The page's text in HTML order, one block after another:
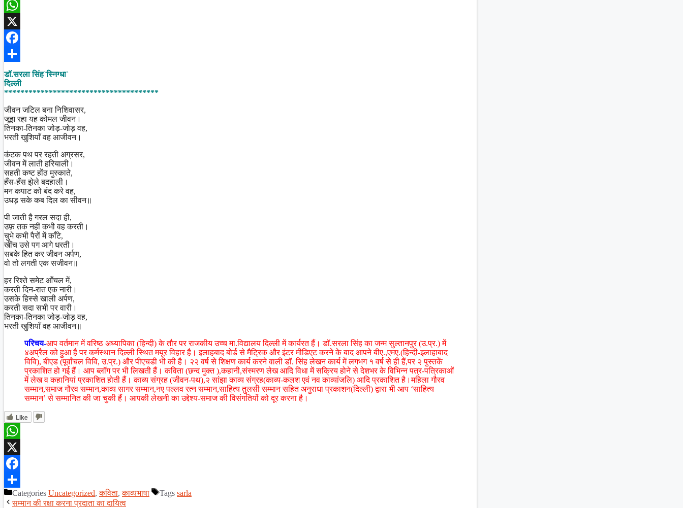
WhatsApp
X
Facebook
Share
डॉ.सरला सिंह`स्निग्धा`
दिल्ली
**************************************
जीवन जटिल बना निशिवासर,
जूझ रहा यह कोमल जीवन।
तिनका-तिनका जोड़-जोड़ वह,
भरती खुशियाँ वह आजीवन।
कंटक पथ पर रहती अग्रसर,
जीवन में लाती हरियाली।
सहती कष्ट होंठ मुस्काते,
हँस-हँस झेले बदहाली।
मन कपाट को बंद करे वह,
उधड़ सके कब दिल का सीवन॥
पी जाती है गरल सदा ही,
उफ़ तक नहीं कभी वह करती।
चुभे कभी पैरों में काँटे,
खींच उसे पग आगे धरती।
सबके हित कर जीवन अर्पण,
वो तो लगती एक सजीवन॥
हर रिश्ते समेट आँचल में,
करती दिन-रात एक नारी।
उसके हिस्से खाली अर्पण,
करती सदा सभी पर वारी।
तिनका-तिनका जोड़-जोड़ वह,
भरती खुशियाँ वह आजीवन॥
परिचय-आप वर्तमान में वरिष्ठ अध्यापिका (हिन्दी) के तौर पर राजकीय उच्च मा.विद्यालय दिल्ली में कार्यरत हैं। डॉ.सरला सिंह का जन्म सुल्तानपुर (उ.प्र.) में
४अप्रैल को हुआ है पर कर्मस्थान दिल्ली स्थित मयूर विहार है। इलाहबाद बोर्ड से मैट्रिक और इंटर मीडिएट करने के बाद आपने बीए.,एमए.(हिन्दी-इलाहाबाद
विवि), बीएड (पूर्वांचल विवि, उ.प्र.) और पीएचडी भी की है। २२ वर्ष से शिक्षण कार्य करने वाली डॉ. सिंह लेखन कार्य में लगभग १ वर्ष से ही हैं,पर २ पुस्तकें
प्रकाशित हो गई हैं। आप ब्लॉग पर भी लिखती हैं। कविता (छन्द मुक्त ),कहानी,संस्मरण लेख आदि विधा में सक्रिय होने से देशभर के विभिन्न पत्र-पत्रिकाओं
में लेख व कहानियां प्रकाशित होती हैं। काव्य संग्रह (जीवन-पथ),२ सांझा काव्य संग्रह(काव्य-कलश एवं नव काव्यांजलि) आदि प्रकाशित है।महिला गौरव
सम्मान,समाज गौरव सम्मान,काव्य सागर सम्मान,नए पल्लव रत्न सम्मान,साहित्य तुलसी सम्मान सहित अनुराधा प्रकाशन(दिल्ली) द्वारा भी आप ‘साहित्य
सम्मान’ से सम्मानित की जा चुकी हैं। आपकी लेखनी का उद्देश्य-समाज की विसंगतियों को दूर करना है।
Like
WhatsApp
X
Facebook
ShareCategories Uncategorized,कविता,काव्यभाषा Tags sarla
सम्मान की रक्षा करना प्रदाता का दायित्व